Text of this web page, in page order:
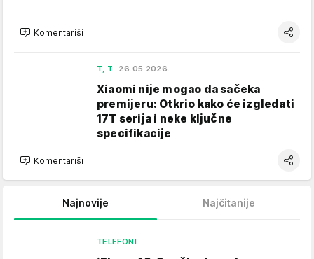
Komentariši
T, T 26.05.2026.
Xiaomi nije mogao da sačeka
premijeru: Otkrio kako će izgledati
17T serija i neke ključne
specifikacije
Komentariši
Najnovije Najčitanije
TELEFONI